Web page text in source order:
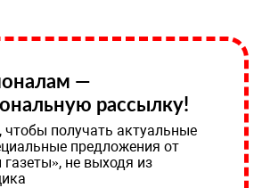
—
рассылку!
чтобы получать актуальные
предложения от
газеты», не выходя из